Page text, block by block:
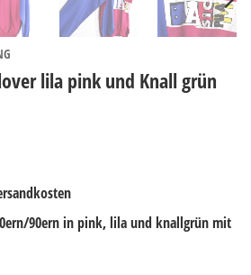
lila pink und Knall grün
90ern in pink, lila und knallgrün mit